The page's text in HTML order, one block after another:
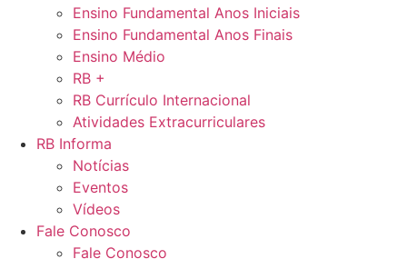
Ensino Fundamental Anos Iniciais
Ensino Fundamental Anos Finais
Ensino Médio
RB +
RB Currículo Internacional
Atividades Extracurriculares
RB Informa
Notícias
Eventos
Vídeos
Fale Conosco
Fale Conosco